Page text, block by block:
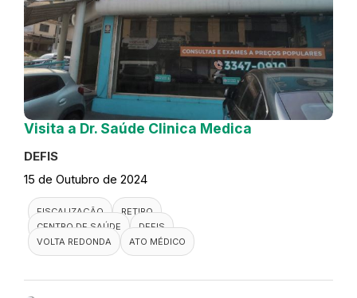
Visita a Dr. Saúde Clinica Medica
DEFIS
15 de Outubro de 2024
FISCALIZAÇÃO
RETIRO
CENTRO DE SAÚDE
DEFIS
VOLTA REDONDA
ATO MÉDICO